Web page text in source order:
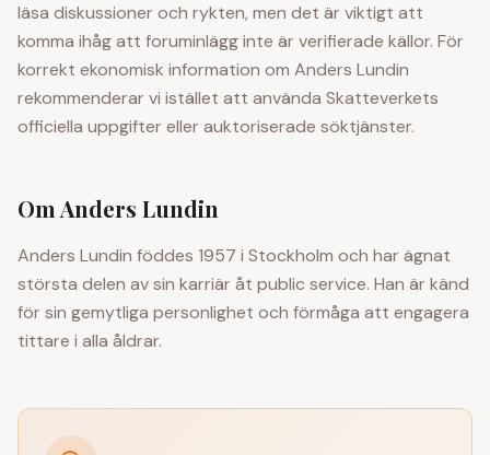
läsa diskussioner och rykten, men det är viktigt att
komma ihåg att foruminlägg inte är verifierade källor. För
korrekt ekonomisk information om Anders Lundin
rekommenderar vi istället att använda Skatteverkets
officiella uppgifter eller auktoriserade söktjänster.
Om Anders Lundin
Anders Lundin föddes 1957 i Stockholm och har ägnat
största delen av sin karriär åt public service. Han är känd
för sin gemytliga personlighet och förmåga att engagera
tittare i alla åldrar.